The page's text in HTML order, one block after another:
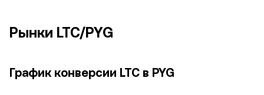
Рынки LTC/PYG
График конверсии LTC в PYG